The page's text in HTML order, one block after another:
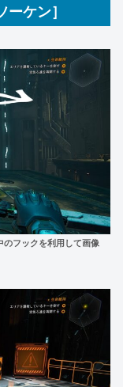
ケン］
フックを利用して画像